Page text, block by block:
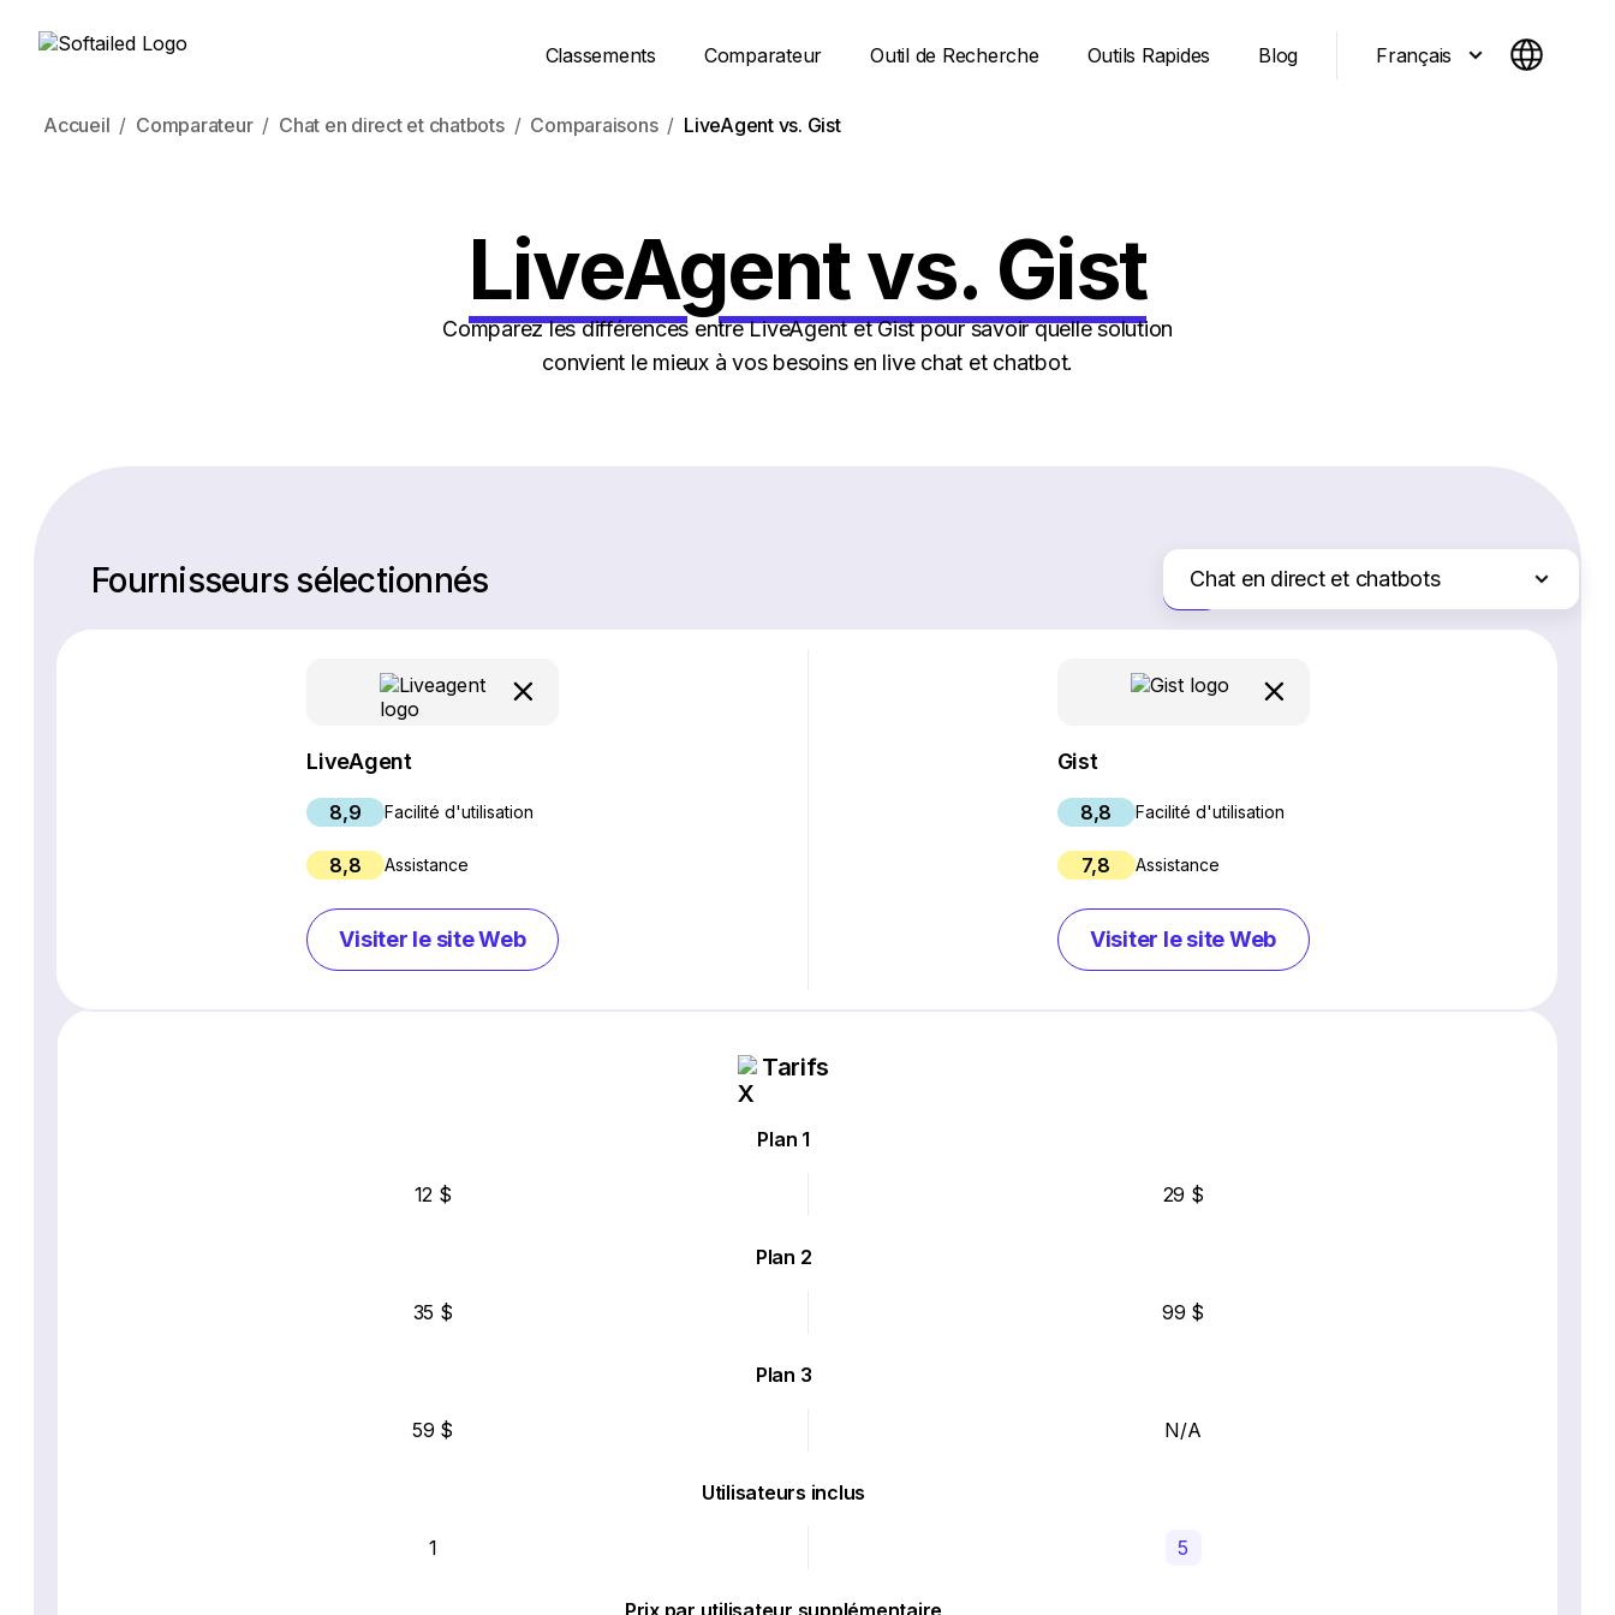
Classements Comparateur Outil de Recherche Outils Rapides Blog Français
Accueil Comparateur Chat en direct et chatbots Comparaisons LiveAgent vs. Gist
LiveAgent vs. Gist
Comparez les différences entre LiveAgent et Gist pour savoir quelle solution
convient le mieux à vos besoins en live chat et chatbot.
Fournisseurs sélectionnés Chat en direct et chatbots
Création de site Web
Services d'hébergement Web
Logiciel CRM
Juste les différences
LiveAgent
8,9 Facilité d'utilisation
8,8 Assistance
Visiter le site Web
Gist
8,8 Facilité d'utilisation
7,8 Assistance
Visiter le site Web
Tarifs
Plan 1
12 $ 29 $
Plan 2
35 $ 99 $
Plan 3
59 $ N/A
Utilisateurs inclus
1 5
Prix par utilisateur supplémentaire